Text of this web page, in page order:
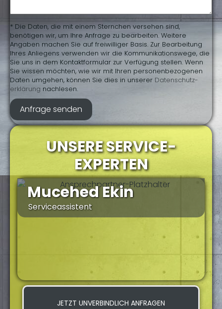
UNSERE SERVICE-
EXPERTEN
Mucehed Ekin
Serviceassistent
JETZT UNVERBINDLICH ANFRAGEN
* Die Daten, die mit einem Sternchen versehen sind,
benötigen wir, um Ihre Anfrage zu bearbeiten. Weitere
Angaben machen Sie auf freiwilliger Basis. Zur Bearbeitung
Ihres Anliegens verwenden wir die Kommunikationswege, die
Sie uns in dem Kontaktformular zur Verfügung stellen. Wenn
Sie wissen möchten, wie wir mit Ihren personenbezogenen
Daten umgehen, können Sie dies in unserer Daten­schutz­
erklärung nachlesen.